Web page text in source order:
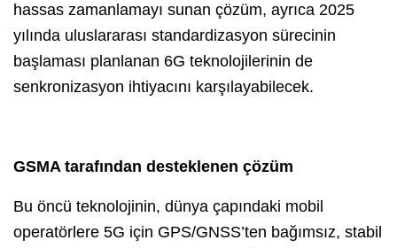
hassas zamanlamayı sunan çözüm, ayrıca 2025
yılında uluslararası standardizasyon sürecinin
başlaması planlanan 6G teknolojilerinin de
senkronizasyon ihtiyacını karşılayabilecek.
GSMA tarafından desteklenen çözüm
Bu öncü teknolojinin, dünya çapındaki mobil
operatörlere 5G için GPS/GNSS’ten bağımsız, stabil